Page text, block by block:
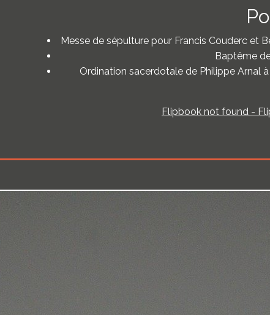
Messe de sépulture pour Francis Couderc et
Baptême
Ordination sacerdotale de Philippe Arnal
Flipbook not found -